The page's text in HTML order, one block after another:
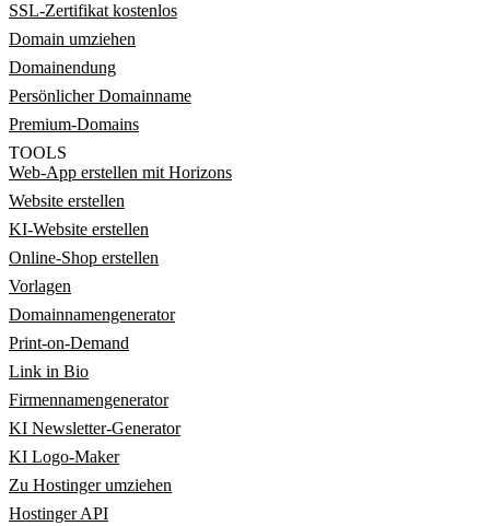
SSL-Zertifikat kostenlos
Domain umziehen
Domainendung
Persönlicher Domainname
Premium-Domains
TOOLS
Web-App erstellen mit Horizons
Website erstellen
KI-Website erstellen
Online-Shop erstellen
Vorlagen
Domainnamengenerator
Print-on-Demand
Link in Bio
Firmennamengenerator
KI Newsletter-Generator
KI Logo-Maker
Zu Hostinger umziehen
Hostinger API